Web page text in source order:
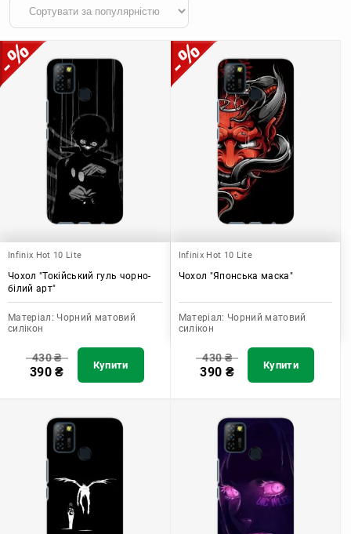
Infinix Hot 10 Lite
Чохол "Токійський гуль чорно-
білий арт"
Матеріал: Чорний матовий
силікон
430₴
390₴ Купити
Infinix Hot 10 Lite
Чохол "Японська маска"
Матеріал: Чорний матовий
силікон
430₴
390 ₴ Купити